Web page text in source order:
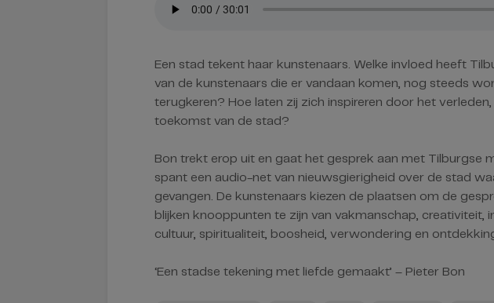
EMBED
Een stad tekent haar kunstenaars. Welke invloed heeft
van de kunstenaars die er vandaan komen, nog steeds
terugkeren? Hoe laten zij zich inspireren door het
toekomst van de stad?
Bon trekt erop uit en gaat het gesprek aan met Tilburgse
spant een audio-net van nieuwsgierigheid over de stad
gevangen. De kunstenaars kiezen de plaatsen om de
blijken knooppunten te zijn van vakmanschap, creativiteit,
cultuur, spiritualiteit, boosheid, verwondering en
‘Een stadse tekening met liefde gemaakt’ – Pieter Bon